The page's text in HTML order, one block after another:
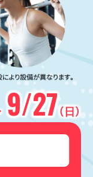
9/27（日）